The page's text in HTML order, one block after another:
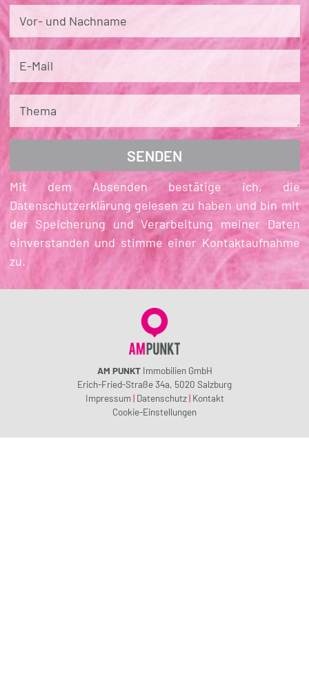
Vor- und Nachname
E-Mail
Thema
Mit dem Absenden bestätige ich, die
Datenschutzerklärung gelesen zu haben und bin mit
der Speicherung und Verarbeitung meiner Daten
einverstanden und stimme einer Kontaktaufnahme
zu.
AM PUNKTImmobilien GmbH
Erich-Fried-Straße 34a, 5020 Salzburg
Impressum | Datenschutz | Kontakt
Cookie-Einstellungen